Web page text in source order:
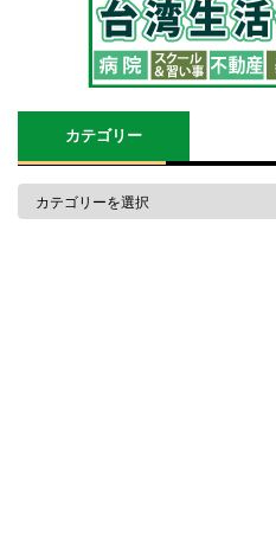
カテゴリー